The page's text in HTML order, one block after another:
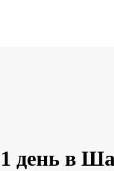
1 день в